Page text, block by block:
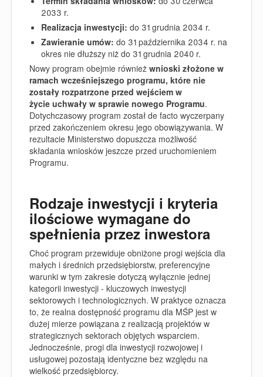
2033 r.
Realizacja inwestycji: do 31 grudnia 2034 r.
Zawieranie umów: do 31 października 2034 r. na
okres nie dłuższy niż do 31 grudnia 2040 r.
Nowy program obejmie również wnioski złożone w
ramach wcześniejszego programu, które nie
zostały rozpatrzone przed wejściem w
życie uchwały w sprawie nowego Programu.
Dotychczasowy program został de facto wyczerpany
przed zakończeniem okresu jego obowiązywania. W
rezultacie Ministerstwo dopuszcza możliwość
składania wniosków jeszcze przed uruchomieniem
Programu.
Rodzaje inwestycji i kryteria
ilościowe wymagane do
spełnienia przez inwestora
Choć program przewiduje obniżone progi wejścia dla
małych i średnich przedsiębiorstw, preferencyjne
warunki w tym zakresie dotyczą wyłącznie jednej
kategorii inwestycji - kluczowych inwestycji
sektorowych i technologicznych. W praktyce oznacza
to, że realna dostępność programu dla MŚP jest w
dużej mierze powiązana z realizacją projektów w
strategicznych sektorach objętych wsparciem.
Jednocześnie, progi dla inwestycji rozwojowej i
usługowej pozostają identyczne bez względu na
wielkość przedsiębiorcy.